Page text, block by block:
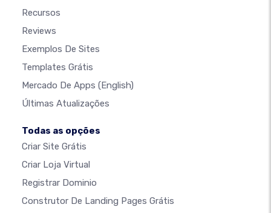
Recursos
Reviews
Exemplos De Sites
Templates Grátis
Mercado De Apps (English)
Últimas Atualizações
Todas as opções
Criar Site Grátis
Criar Loja Virtual
Registrar Dominio
Construtor De Landing Pages Grátis